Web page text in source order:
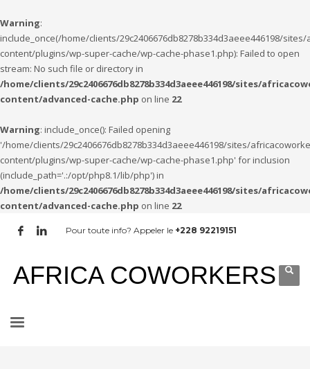
Warning:
include_once(/home/clients/29c2406676db8278b334d3aeee446198/
content/plugins/wp-super-cache/wp-cache-phase1.php): Failed to open
stream: No such file or directory in
/home/clients/29c2406676db8278b334d3aeee446198/sites/
content/advanced-cache.php on line 22
Warning: include_once(): Failed opening
'/home/clients/29c2406676db8278b334d3aeee446198/sites/
content/plugins/wp-super-cache/wp-cache-phase1.php' for inclusion
(include_path='.:/opt/php8.1/lib/php') in
/home/clients/29c2406676db8278b334d3aeee446198/sites/
content/advanced-cache.php on line 22
Pour toute info? Appeler le +228 92219151
AFRICA COWORKERS